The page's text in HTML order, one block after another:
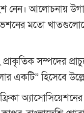
নেন। আলোচনায়
মতো
প্রাকৃতিক সম্পদের
একটি” হিসেবে
অ্যাসোসিয়েশনের